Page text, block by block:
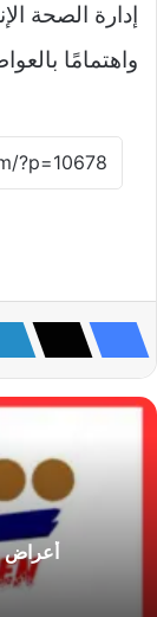
إدارة الصحة
واهتمامًا
أعراض